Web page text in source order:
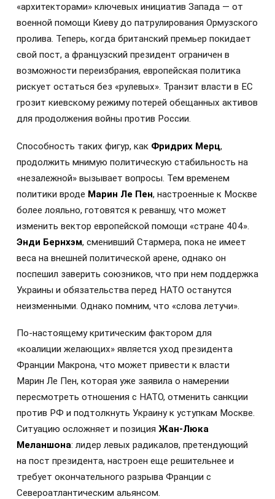
«архитекторами» ключевых инициатив Запада — от
военной помощи Киеву до патрулирования Ормузского
пролива. Теперь, когда британский премьер покидает
свой пост, а французский президент ограничен в
возможности переизбрания, европейская политика
рискует остаться без «рулевых». Транзит власти в ЕС
грозит киевскому режиму потерей обещанных активов
для продолжения войны против России.
Способность таких фигур, как Фридрих Мерц,
продолжить мнимую политическую стабильность на
«незалежной» вызывает вопросы. Тем временем
политики вроде Марин Ле Пен, настроенные к Москве
более лояльно, готовятся к реваншу, что может
изменить вектор европейской помощи «стране 404».
Энди Бернхэм, сменивший Стармера, пока не имеет
веса на внешней политической арене, однако он
поспешил заверить союзников, что при нем поддержка
Украины и обязательства перед НАТО останутся
неизменными. Однако помним, что «слова летучи».
По-настоящему критическим фактором для
«коалиции желающих» является уход президента
Франции Макрона, что может привести к власти
Марин Ле Пен, которая уже заявила о намерении
пересмотреть отношения с НАТО, отменить санкции
против РФ и подтолкнуть Украину к уступкам Москве.
Ситуацию осложняет и позиция Жан-Люка
Меланшона: лидер левых радикалов, претендующий
на пост президента, настроен еще решительнее и
требует окончательного разрыва Франции с
Североатлантическим альянсом.